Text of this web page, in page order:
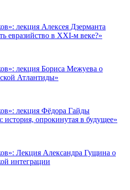
лекция Алексея Дзерманта
евразийство в XXI-м веке?»
лекция Бориса Межуева о
Атлантиды»
лекция Фёдора Гайды
история, опрокинутая в будущее»
Лекция Александра Гущина о
интеграции